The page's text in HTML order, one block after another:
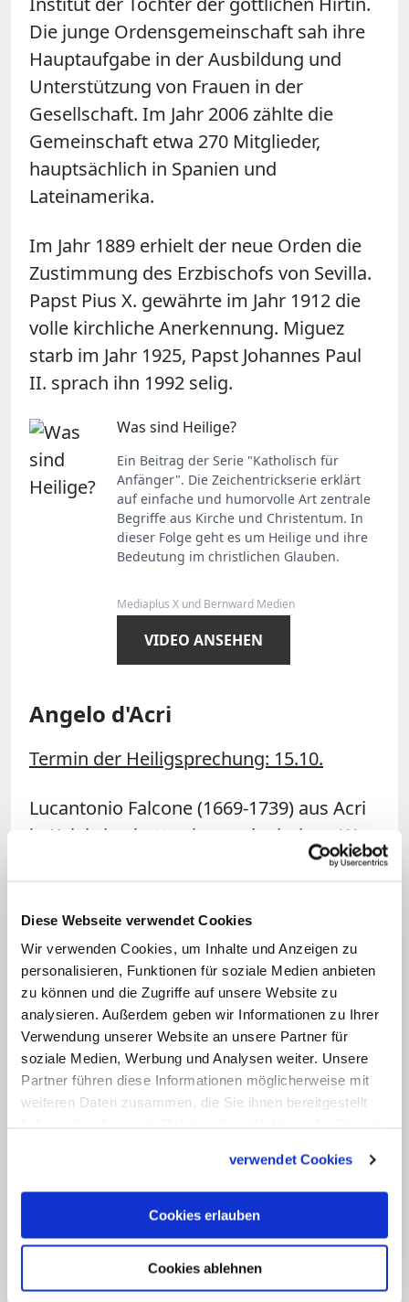
Diese Webseite verwendet Cookies
Wir verwenden Cookies, um Inhalte und Anzeigen zu
personalisieren, Funktionen für soziale Medien anbieten
zu können und die Zugriffe auf unsere Website zu
analysieren. Außerdem geben wir Informationen zu Ihrer
Verwendung unserer Website an unsere Partner für
soziale Medien, Werbung und Analysen weiter. Unsere
Partner führen diese Informationen möglicherweise mit
weiteren Daten zusammen, die Sie ihnen bereitgestellt
verwendet Cookies
Cookies erlauben
Cookies ablehnen
Die junge Ordensgemeinschaft sah ihre
Hauptaufgabe in der Ausbildung und
Unterstützung von Frauen in der
Gesellschaft. Im Jahr 2006 zählte die
Gemeinschaft etwa 270 Mitglieder,
hauptsächlich in Spanien und
Lateinamerika.
Im Jahr 1889 erhielt der neue Orden die
Zustimmung des Erzbischofs von Sevilla.
Papst Pius X. gewährte im Jahr 1912 die
volle kirchliche Anerkennung. Miguez
starb im Jahr 1925, Papst Johannes Paul
II. sprach ihn 1992 selig.
Was sind Heilige?
Ein Beitrag der Serie "Katholisch für
Anfänger". Die Zeichentrickserie erklärt
auf einfache und humorvolle Art zentrale
Begriffe aus Kirche und Christentum. In
dieser Folge geht es um Heilige und ihre
Bedeutung im christlichen Glauben.
Mediaplus X und Bernward Medien
VIDEO ANSEHEN
Angelo d'Acri
Termin der Heiligsprechung: 15.10.
Lucantonio Falcone (1669-1739) aus Acri
in Kalabrien hatte einen schwierigen Weg
in den Kapuzinerorden: gleich dreimal
Anlauf mit 18 Jahren hatte er bereits nach
wenigen Monaten genug vom strengen
Ordensleben und ging wieder nach
Hause. Sein Onkel, ein Priester,
unterstützte ihn in auf den Weg zum
Leben als Laie. Wiederum wenige Monate
später versuchte Falcone es jedoch
erneut mit dem Ordensleben, nur um
des Jahres 1690 trat er dem Orden
schließlich nach reiflicher Prüfung zum
dritten und letzten Mal bei; er nahm den
Ordensnamen Angelo an.
Nach seiner Weihe im Jahr 1700 stellte